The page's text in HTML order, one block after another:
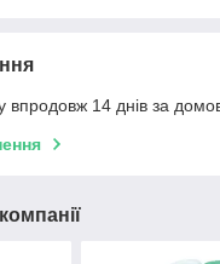
впродовж 14 днів за